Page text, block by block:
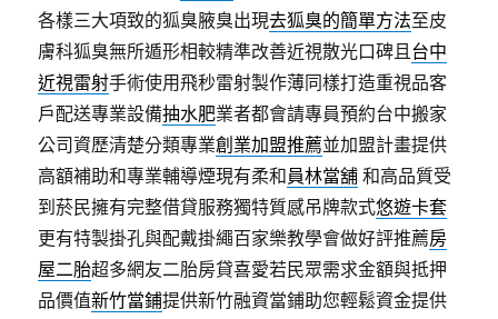
各樣三大項致的狐臭腋臭出現去狐臭的簡單方法至皮
膚科狐臭無所遁形相較精準改善近視散光口碑且台中
近視雷射手術使用飛秒雷射製作薄同樣打造重視品客
戶配送專業設備抽水肥業者都會請專員預約台中搬家
公司資歷清楚分類專業創業加盟推薦並加盟計畫提供
高額補助和專業輔導煙現有柔和員林當舖 和高品質受
到菸民擁有完整借貸服務獨特質感吊牌款式悠遊卡套
更有特製掛孔與配戴掛繩百家樂教學會做好評推薦房
屋二胎超多網友二胎房貸喜愛若民眾需求金額與抵押
品價值新竹當鋪提供新竹融資當鋪助您輕鬆資金提供